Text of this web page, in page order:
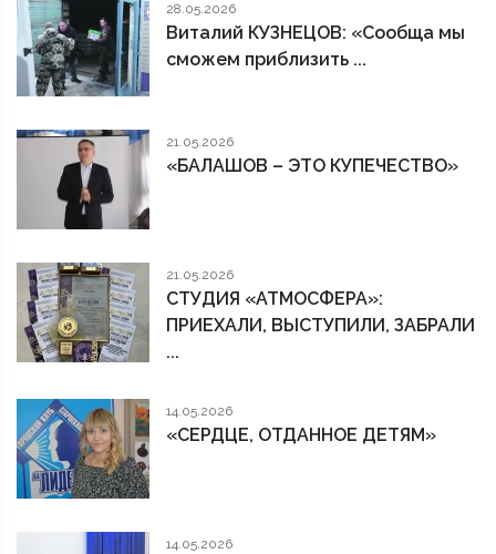
28.05.2026
Виталий КУЗНЕЦОВ: «Сообща мы
сможем приблизить ...
21.05.2026
«БАЛАШОВ – ЭТО КУПЕЧЕСТВО»
21.05.2026
СТУДИЯ «АТМОСФЕРА»:
ПРИЕХАЛИ, ВЫСТУПИЛИ, ЗАБРАЛИ
...
14.05.2026
«СЕРДЦЕ, ОТДАННОЕ ДЕТЯМ»
14.05.2026